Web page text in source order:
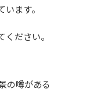
ます。
ださい。
の噂がある